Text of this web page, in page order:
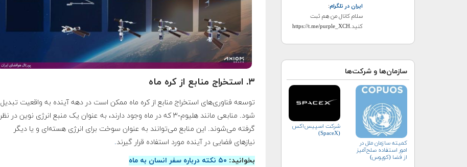
ایران در تلگرام:
سلام کانال من هم ثبت
کنید.https://t.me/purple_XCH
سازمان‌ها و شرکت‌ها
کمیته سازمان ملل در
امور استفاده صلح‌آمیز
از فضا (کوپوس)
شرکت اسپیس‌اکس
(SpaceX)
۳. استخراج منابع از کره ماه
توسعه فناوری‌های استخراج منابع از کره ماه ممکن است در دهه آینده به واقعیت تبدیل
شود. منابعی مانند هلیوم-۳ که در ماه وجود دارند، به عنوان یک منبع انرژی نوین در نظر
گرفته می‌شوند. این منابع می‌توانند به عنوان سوخت برای انرژی هسته‌ای و یا دیگر
نیازهای فضایی در آینده مورد استفاده قرار گیرند.
بخوانید: ۵۰ نکته درباره سفر انسان به ماه